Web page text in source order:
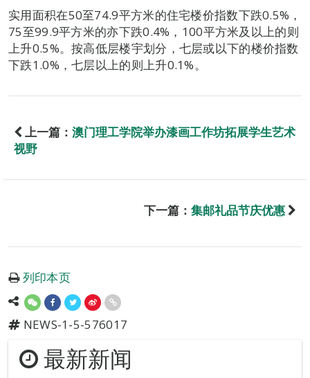
实用面积在50至74.9平方米的住宅楼价指数下跌0.5%，
75至99.9平方米的亦下跌0.4%，100平方米及以上的则
上升0.5%。按高低层楼宇划分，七层或以下的楼价指数
下跌1.0%，七层以上的则上升0.1%。
上一篇： 澳门理工学院举办漆画工作坊拓展学生艺术
视野
下一篇： 集邮礼品节庆优惠
列印本页
NEWS-1-5-576017
最新新闻